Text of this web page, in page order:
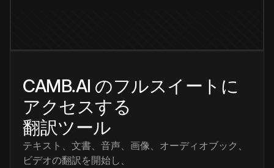
CAMB.AI のフルスイートに
アクセスする
翻訳ツール
テキスト、文書、音声、画像、オーディオブック、
ビデオの翻訳を開始し、